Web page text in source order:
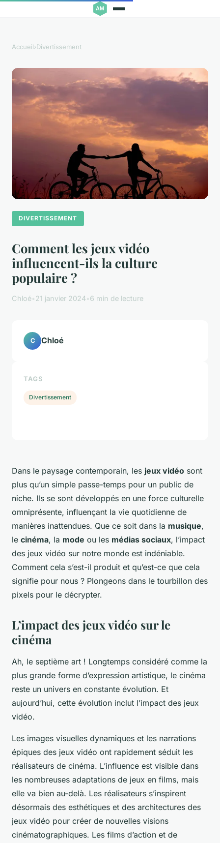
Accueil›Divertissement
DIVERTISSEMENT
Comment les jeux vidéo
influencent-ils la culture
populaire ?
Chloé•21 janvier 2024•6 min de lecture
Dans le paysage contemporain, les jeux vidéo sont
plus qu’un simple passe-temps pour un public de
niche. Ils se sont développés en une force culturelle
omniprésente, influençant la vie quotidienne de
manières inattendues. Que ce soit dans la musique,
le cinéma, la mode ou les médias sociaux, l’impact
des jeux vidéo sur notre monde est indéniable.
Comment cela s’est-il produit et qu’est-ce que cela
signifie pour nous ? Plongeons dans le tourbillon des
pixels pour le décrypter.
L’impact des jeux vidéo sur le
cinéma
Ah, le septième art ! Longtemps considéré comme la
plus grande forme d’expression artistique, le cinéma
reste un univers en constante évolution. Et
aujourd’hui, cette évolution inclut l’impact des jeux
vidéo.
Les images visuelles dynamiques et les narrations
épiques des jeux vidéo ont rapidement séduit les
réalisateurs de cinéma. L’influence est visible dans
les nombreuses adaptations de jeux en films, mais
elle va bien au-delà. Les réalisateurs s’inspirent
désormais des esthétiques et des architectures des
jeux vidéo pour créer de nouvelles visions
cinématographiques. Les films d’action et de
C Chloé
TAGS
Divertissement